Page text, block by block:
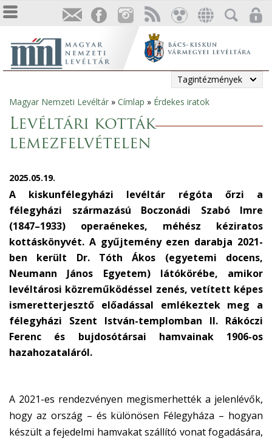
Tagintézmények
Jelenlegi
hely
Magyar Nemzeti Levéltár » Címlap » Érdekes iratok
Levéltári kották
lemezfelvételen
2025.05.19.
A kiskunfélegyházi levéltár régóta őrzi a
félegyházi származású Boczonádi Szabó Imre
(1847–1933) operaénekes, méhész kéziratos
kottáskönyvét. A gyűjtemény ezen darabja 2021-
ben került Dr. Tóth Ákos (egyetemi docens,
Neumann János Egyetem) látókörébe, amikor
levéltárosi közreműködéssel zenés, vetített képes
ismeretterjesztő előadással emlékeztek meg a
félegyházi Szent István-templomban II. Rákóczi
Ferenc és bujdosótársai hamvainak 1906-os
hazahozataláról.
A 2021-es rendezvényen megismerhették a jelenlévők,
hogy az ország – és különösen Félegyháza – hogyan
készült a fejedelmi hamvakat szállító vonat fogadására,